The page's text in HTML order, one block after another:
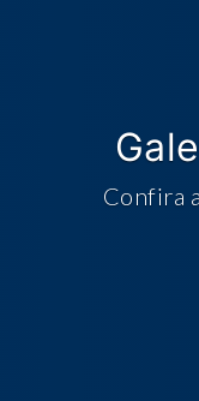
Confira